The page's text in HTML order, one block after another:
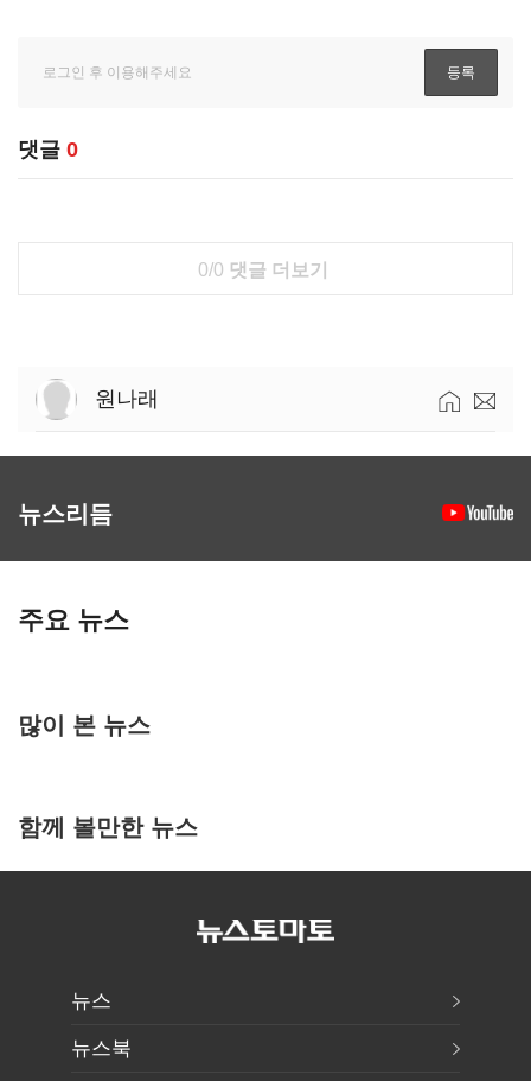
댓글 0
0/0 댓글 더보기
원나래
뉴스리듬
주요 뉴스
많이 본 뉴스
함께 볼만한 뉴스
뉴스
뉴스북